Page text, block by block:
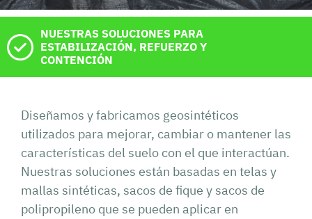
NUESTRAS SOLUCIONES PARA
ESTABILIZACIÓN, REFUERZO Y
CONTENCIÓN
Diseñamos y fabricamos geosintéticos
utilizados para mejorar, cambiar o mantener las
características del suelo con el que interactúan.
Nuestras soluciones están basadas en telas y
mallas sintéticas, sacos de fique y sacos de
polipropileno que se pueden aplicar en